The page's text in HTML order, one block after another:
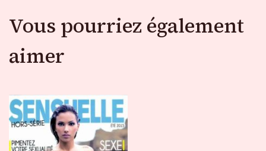
Vous pourriez également
aimer